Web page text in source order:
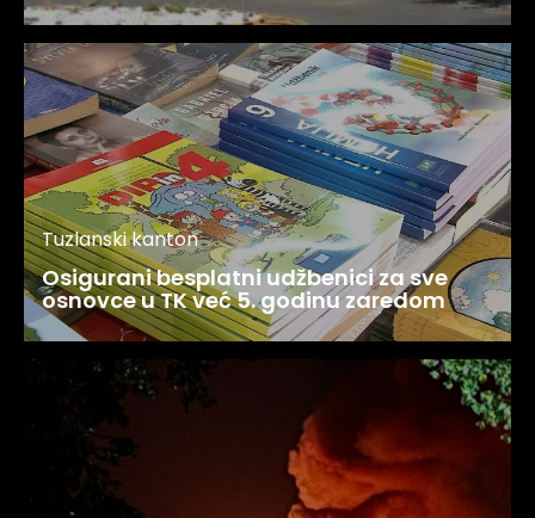
Tuzlanski kanton
Osigurani besplatni udžbenici za sve
osnovce u TK već 5. godinu zaredom